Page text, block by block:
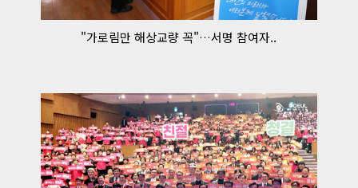
"가로림만 해상교량 꼭"…서명 참여자..